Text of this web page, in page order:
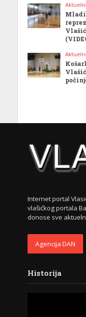
Mladi
Internet portal
vlašićkog portala
donose sve
Agencija DAN
Historija